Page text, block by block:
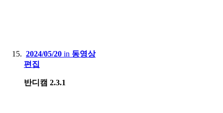
2024/05/20 in 동영상
편집
반디캠 2.3.1